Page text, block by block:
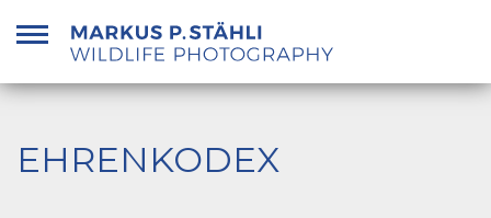
Inhalt
springen
EHRENKODEX